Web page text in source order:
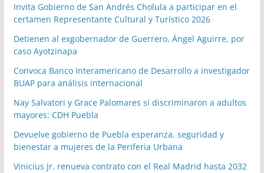
Invita Gobierno de San Andrés Cholula a participar en el
certamen Representante Cultural y Turístico 2026
Detienen al exgobernador de Guerrero, Ángel Aguirre, por
caso Ayotzinapa
Convoca Banco Interamericano de Desarrollo a investigador
BUAP para análisis internacional
Nay Salvatori y Grace Palomares sí discriminaron a adultos
mayores: CDH Puebla
Devuelve gobierno de Puebla esperanza, seguridad y
bienestar a mujeres de la Periferia Urbana
Vinicius Jr. renueva contrato con el Real Madrid hasta 2032